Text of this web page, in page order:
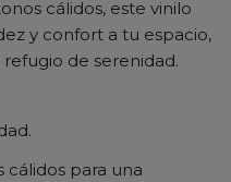
cálidos, este vinilo
y confort a tu espacio,
de serenidad.
para una